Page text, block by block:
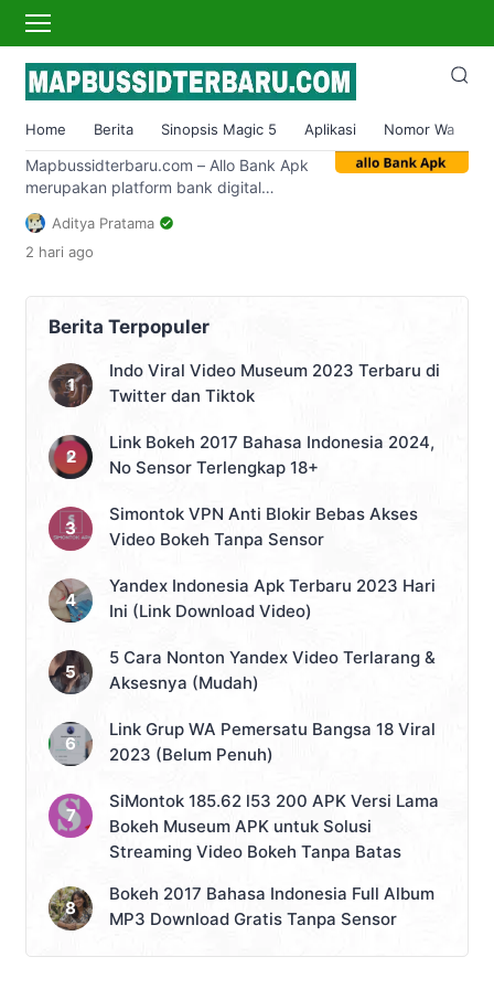
Home Berita Sinopsis Magic 5 Aplikasi Nomor Wa
allo bank
Download Allo Bank Apk
Keunggulan
Mapbussidterbaru.com – Allo Bank Apk
merupakan platform bank digital
terbaru yang di dalamnya terdapat
banyak sekali fitur memanjakan. Jika
saat ini kamu sedang mencari
maka sekarang kamu sedang berada di
tempat yang tepat. Aplikasi ini
merupakan salah satu aplikasi dompet
elektronik sekaligus rekening elektronik
yang terbilang masih baru di rilis. […]
Aditya Pratama
2 hari ago
Berita Terpopuler
Indo Viral Video Museum 2023 Terbaru di
Twitter dan Tiktok
Link Bokeh 2017 Bahasa Indonesia 2024,
No Sensor Terlengkap 18+
Simontok VPN Anti Blokir Bebas Akses
Video Bokeh Tanpa Sensor
Yandex Indonesia Apk Terbaru 2023 Hari
Ini (Link Download Video)
5 Cara Nonton Yandex Video Terlarang &
Aksesnya (Mudah)
Link Grup WA Pemersatu Bangsa 18 Viral
2023 (Belum Penuh)
SiMontok 185.62 l53 200 APK Versi Lama
Bokeh Museum APK untuk Solusi
Streaming Video Bokeh Tanpa Batas
Bokeh 2017 Bahasa Indonesia Full Album
MP3 Download Gratis Tanpa Sensor